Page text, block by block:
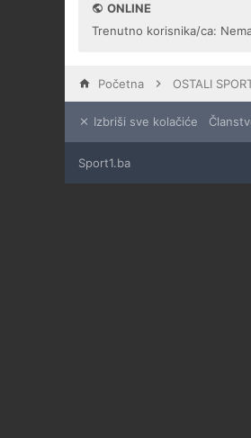
ONLINE
Trenutno korisnika/ca:
Početna OSTALI
Izbriši sve kolačiće
Sport1.ba